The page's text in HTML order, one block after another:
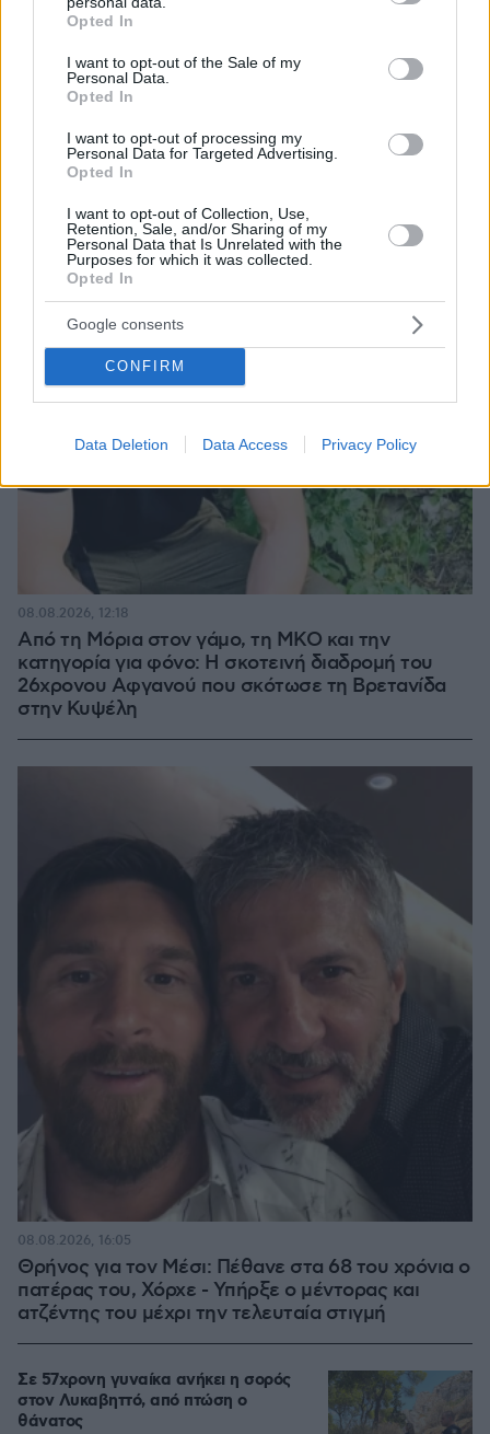
grant or deny consent to Google and its third-party tags to
use your data for below specified purposes in below Google
consent section.
Opted In
I want to opt-out of the Sale of my
Personal Data.
Opted In
I want to opt-out of processing my
Personal Data for Targeted Advertising.
Opted In
I want to opt-out of Collection, Use,
Retention, Sale, and/or Sharing of my
Personal Data that Is Unrelated with the
Purposes for which it was collected.
Opted In
Google consents
CONFIRM
Data Deletion Data Access Privacy Policy
Συνέντευξη ποταμός του Χάντερ Μπάιντεν: Ο
πατέρας μου έχει μεταστάσεις στα οστά - Έπινα 4
λίτρα βότκα τη μέρα, κάπνιζα κρακ κάθε 15 λεπτά
08.08.2026, 14:25
Από τη Μόρια στον γάμο, τη ΜΚΟ και την
κατηγορία για φόνο: Η σκοτεινή διαδρομή του
26χρονου Αφγανού που σκότωσε τη Βρετανίδα
στην Κυψέλη
08.08.2026, 12:18
Θρήνος για τον Μέσι: Πέθανε στα 68 του χρόνια ο
πατέρας του, Χόρχε - Υπήρξε ο μέντορας και
ατζέντης του μέχρι την τελευταία στιγμή
08.08.2026, 16:05
Σε 57χρονη γυναίκα ανήκει η σορός
στον Λυκαβηττό, από πτώση ο
θάνατος